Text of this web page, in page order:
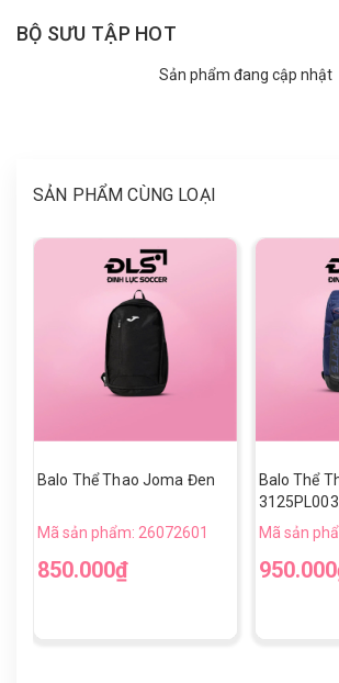
BỘ SƯU TẬP HOT
Sản phẩm đang cập nhật
SẢN PHẨM CÙNG LOẠI
Balo Thể Thao Joma Đen
Mã sản phẩm: 26072601
850.000₫
Balo Thể
Mã sản